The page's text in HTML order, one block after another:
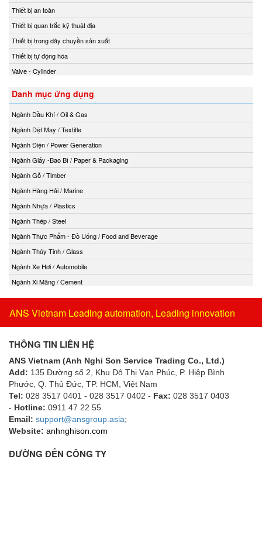
Thiết bị an toàn
Thiết bị quan trắc kỹ thuật địa
Thiết bị trong dây chuyền sản xuất
Thiết bị tự động hóa
Valve - Cylinder
Danh mục ứng dụng
Ngành Dầu Khí / Oil & Gas
Ngành Dệt May / Textitle
Ngành Điện / Power Generation
Ngành Giấy -Bao Bì / Paper & Packaging
Ngành Gỗ / Timber
Ngành Hàng Hải / Marine
Ngành Nhựa / Plastics
Ngành Thép / Steel
Ngành Thực Phẩm - Đồ Uống / Food and Beverage
Ngành Thủy Tinh / Glass
Ngành Xe Hơi / Automobile
Ngành Xi Măng / Cement
ANS Vietnam Leading automation, Leading innovation
THÔNG TIN LIÊN HỆ
ANS Vietnam (Anh Nghi Son Service Trading Co., Ltd.)
Add: 135 Đường số 2, Khu Đô Thị Vạn Phúc, P. Hiệp Bình
Phước, Q. Thủ Đức, TP. HCM , Việt Nam
Tel: 028 3517 0401 - 028 3517 0402 - Fax: 028 3517 0403
- Hotline: 0911 47 22 55
Email: support@ansgroup.asia;
Website: anhnghison.com
ĐƯỜNG ĐẾN CÔNG TY